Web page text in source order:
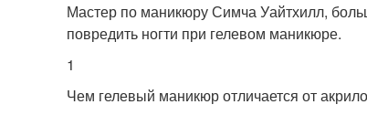
Мастер по маникюру Симча Уайтхилл,
повредить ногти при гелевом маникюре.
1
Чем гелевый маникюр отличается от